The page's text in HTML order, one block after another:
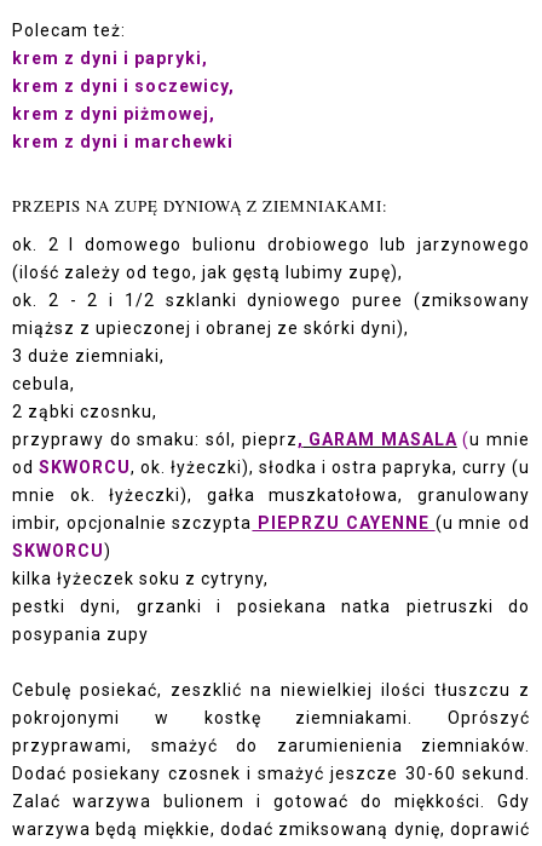
Polecam też:
krem z dyni i papryki,
krem z dyni i soczewicy,
krem z dyni piżmowej,
krem z dyni i marchewki
PRZEPIS NA ZUPĘ DYNIOWĄ Z ZIEMNIAKAMI:
ok. 2 l domowego bulionu drobiowego lub jarzynowego
(ilość zależy od tego, jak gęstą lubimy zupę),
ok. 2 - 2 i 1/2 szklanki dyniowego puree (zmiksowany
miąższ z upieczonej i obranej ze skórki dyni),
3 duże ziemniaki,
cebula,
2 ząbki czosnku,
przyprawy do smaku: sól, pieprz, GARAM MASALA(u mnie
od SKWORCU, ok. łyżeczki), słodka i ostra papryka, curry (u
mnie ok. łyżeczki), gałka muszkatołowa, granulowany
imbir, opcjonalnie szczypta PIEPRZU CAYENNE (u mnie od
SKWORCU)
kilka łyżeczek soku z cytryny,
pestki dyni, grzanki i posiekana natka pietruszki do
posypania zupy
Cebulę posiekać, zeszklić na niewielkiej ilości tłuszczu z
pokrojonymi w kostkę ziemniakami. Oprószyć
przyprawami, smażyć do zarumienienia ziemniaków.
Dodać posiekany czosnek i smażyć jeszcze 30-60 sekund.
Zalać warzywa bulionem i gotować do miękkości. Gdy
warzywa będą miękkie, dodać zmiksowaną dynię, doprawić